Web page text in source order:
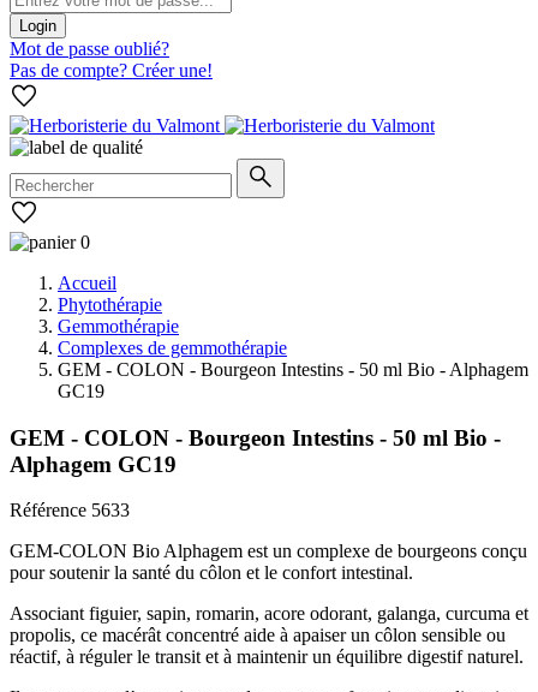
Login
Mot de passe oublié?
Pas de compte? Créer une!
0
Accueil
Phytothérapie
Gemmothérapie
Complexes de gemmothérapie
GEM - COLON - Bourgeon Intestins - 50 ml Bio - Alphagem
GC19
GEM - COLON - Bourgeon Intestins - 50 ml Bio -
Alphagem GC19
Référence 5633
GEM-COLON Bio Alphagem est un complexe de bourgeons conçu
pour soutenir la santé du côlon et le confort intestinal.
Associant figuier, sapin, romarin, acore odorant, galanga, curcuma et
propolis, ce macérât concentré aide à apaiser un côlon sensible ou
réactif, à réguler le transit et à maintenir un équilibre digestif naturel.